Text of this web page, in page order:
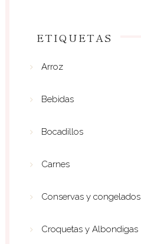
ETIQUETAS
Arroz
Bebidas
Bocadillos
Carnes
Conservas y congelados
Croquetas y Albondigas